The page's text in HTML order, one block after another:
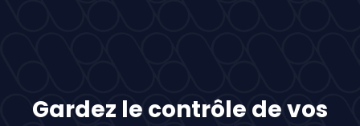
Gardez le contrôle de vos